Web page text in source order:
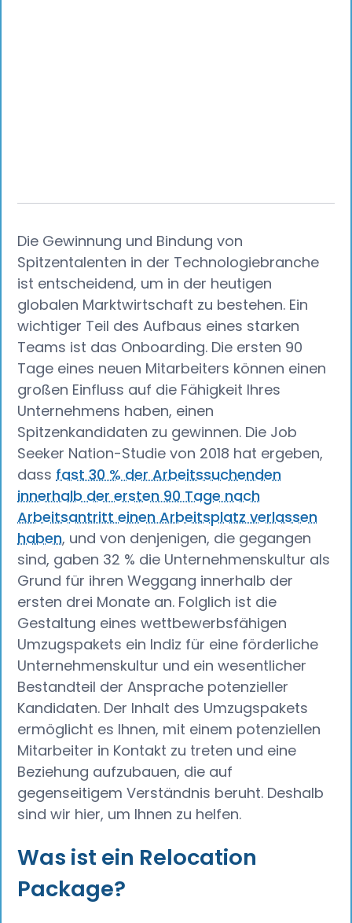
Die Gewinnung und Bindung von
Spitzentalenten in der Technologiebranche
ist entscheidend, um in der heutigen
globalen Marktwirtschaft zu bestehen. Ein
wichtiger Teil des Aufbaus eines starken
Teams ist das Onboarding. Die ersten 90
Tage eines neuen Mitarbeiters können einen
großen Einfluss auf die Fähigkeit Ihres
Unternehmens haben, einen
Spitzenkandidaten zu gewinnen. Die Job
Seeker Nation-Studie von 2018 hat ergeben,
dassfast 30 % der Arbeitssuchenden
innerhalb der ersten 90 Tage nach
Arbeitsantritt einen Arbeitsplatz verlassen
haben, und von denjenigen, die gegangen
sind, gaben 32 % die Unternehmenskultur als
Grund für ihren Weggang innerhalb der
ersten drei Monate an. Folglich ist die
Gestaltung eines wettbewerbsfähigen
Umzugspakets ein Indiz für eine förderliche
Unternehmenskultur und ein wesentlicher
Bestandteil der Ansprache potenzieller
Kandidaten. Der Inhalt des Umzugspakets
ermöglicht es Ihnen, mit einem potenziellen
Mitarbeiter in Kontakt zu treten und eine
Beziehung aufzubauen, die auf
gegenseitigem Verständnis beruht. Deshalb
sind wir hier, um Ihnen zu helfen.
Was ist ein Relocation
Package?